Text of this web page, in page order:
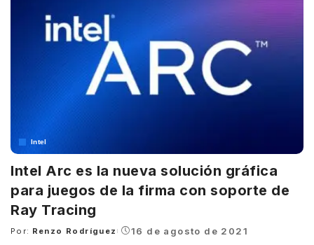
Intel
Intel Arc es la nueva solución gráfica
para juegos de la firma con soporte de
Ray Tracing
Posted
Por: Renzo Rodríguez 16 de agosto de 2021